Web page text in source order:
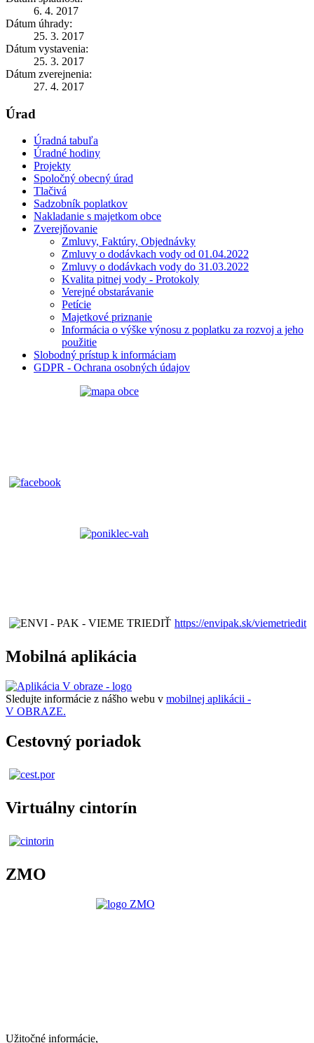
6. 4. 2017
Dátum úhrady:
25. 3. 2017
Dátum vystavenia:
25. 3. 2017
Dátum zverejnenia:
27. 4. 2017
Úrad
Úradná tabuľa
Úradné hodiny
Projekty
Spoločný obecný úrad
Tlačivá
Sadzobník poplatkov
Nakladanie s majetkom obce
Zverejňovanie
Zmluvy, Faktúry, Objednávky
Zmluvy o dodávkach vody od 01.04.2022
Zmluvy o dodávkach vody do 31.03.2022
Kvalita pitnej vody - Protokoly
Verejné obstarávanie
Petície
Majetkové priznanie
Informácia o výške výnosu z poplatku za rozvoj a jeho
použitie
Slobodný prístup k informáciam
GDPR - Ochrana osobných údajov
https://envipak.sk/viemetriedit
Mobilná aplikácia
Sledujte informácie z nášho webu v mobilnej aplikácii -
V OBRAZE.
Cestovný poriadok
Virtuálny cintorín
ZMO
Užitočné informácie,